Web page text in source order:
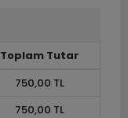
Toplam Tutar
750,00 TL
750,00 TL